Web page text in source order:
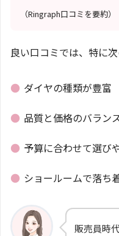
（Ringraph口コミを要約）
良い口コミでは、特に
● ダイヤの種類が豊富
● 品質と価格のバラン
● 予算に合わせて選び
● ショールームで落ち
販売員時